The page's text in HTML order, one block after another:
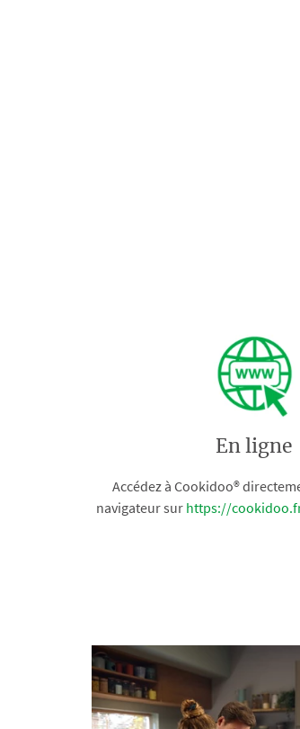
En ligne
Accédez à Cookidoo®
navigateur sur https://